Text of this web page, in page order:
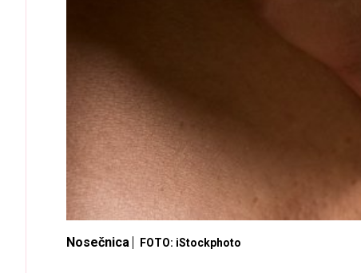
Nosečnica FOTO: iStockphoto